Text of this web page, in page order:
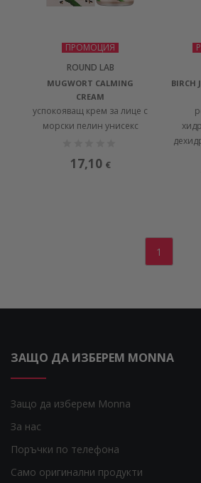
ПРОМОЦИЯ
ROUND LAB
MUGWORT CALMING
CREAM
успокояващ крем за лице с
морски пелин унисекс
17,10 €
BIRCH
1
ЗАЩО ДА ИЗБЕРЕМ MONNA
Защо да изберем Monna
За нас
Поръчки по телефона
Само оригинални продукти